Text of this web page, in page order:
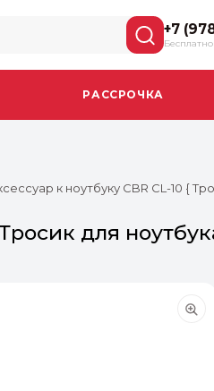
+7
РАССРОЧКА
к ноутбуку CBR CL-10 {
для